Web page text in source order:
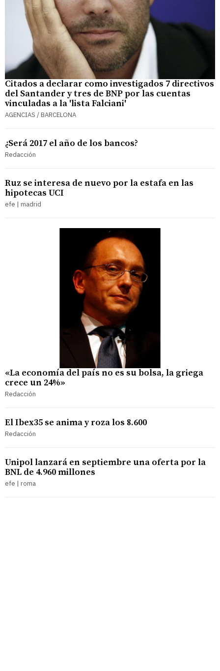
Citados a declarar como investigados 7 directivos
del Santander y tres de BNP por las cuentas
vinculadas a la 'lista Falciani'
AGENCIAS / BARCELONA
¿Será 2017 el año de los bancos?
Redacción
Ruz se interesa de nuevo por la estafa en las
hipotecas UCI
efe | madrid
«La economía del país no es su bolsa, la griega
crece un 24%»
Redacción
El Ibex35 se anima y roza los 8.600
Redacción
Unipol lanzará en septiembre una oferta por la
BNL de 4.960 millones
efe | roma